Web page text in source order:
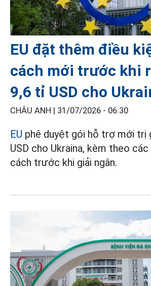
EU đặt thêm điều
cách mới trước khi
9,6 tỉ USD cho
CHÂU ANH | 31/07/2026 - 06:30
EU phê duyệt gói hỗ trợ mới trị
USD cho Ukraina, kèm theo
cách trước khi giải ngân.